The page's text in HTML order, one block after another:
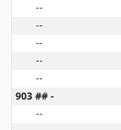
--
--
--
--
--
903 ## -
--